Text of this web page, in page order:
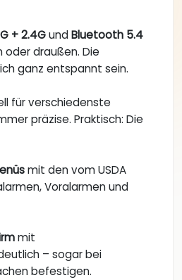
+ 2.4GundBluetooth 5.4
draußen. Die
ganz entspannt sein.
für verschiedenste
präzise. Praktisch: Die
mit den vom USDA
Voralarmen und
mit
– sogar bei
befestigen.